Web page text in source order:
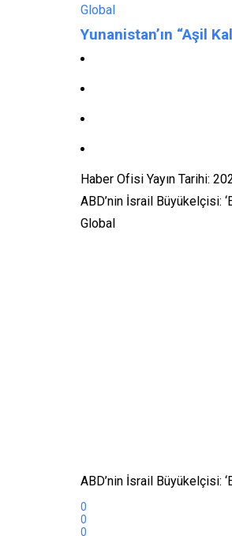
Global
Yunanistan’ın “Aşil
Haber Ofisi Yayın Tarihi:
ABD’nin İsrail Büyükelçisi:
Global
ABD’nin İsrail Büyükelçisi:
0
0
0